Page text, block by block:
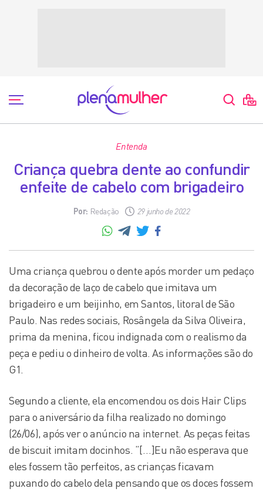
Entenda
Criança quebra dente ao confundir
enfeite de cabelo com brigadeiro
Por: Redação 29 junho de 2022
Uma criança quebrou o dente após morder um pedaço
da decoração de laço de cabelo que imitava um
brigadeiro e um beijinho, em Santos, litoral de São
Paulo. Nas redes sociais, Rosângela da Silva Oliveira,
prima da menina, ficou indignada com o realismo da
peça e pediu o dinheiro de volta. As informações são do
G1.
Segundo a cliente, ela encomendou os dois Hair Clips
para o aniversário da filha realizado no domingo
(26/06), após ver o anúncio na internet. As peças feitas
de biscuit imitam docinhos. “[…]Eu não esperava que
eles fossem tão perfeitos, as crianças ficavam
puxando do cabelo dela pensando que os doces fossem